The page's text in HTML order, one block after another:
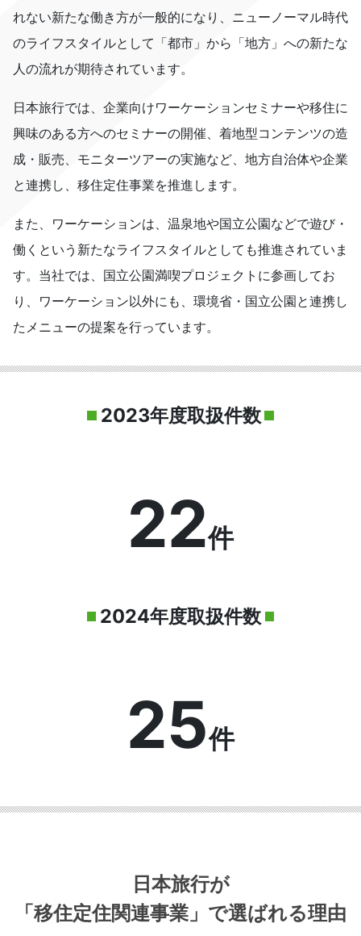
れない新たな働き方が一般的になり、ニューノーマル時代
のライフスタイルとして「都市」から「地⽅」への新たな
⼈の流れが期待されています。
日本旅行では、企業向けワーケーションセミナーや移住に
興味のある方へのセミナーの開催、着地型コンテンツの造
成・販売、モニターツアーの実施など、地⽅⾃治体や企業
と連携し、移住定住事業を推進します。
また、ワーケーションは、温泉地や国⽴公園などで遊び・
働くという新たなライフスタイルとしても推進されていま
す。当社では、国⽴公園満喫プロジェクトに参画してお
り、ワーケーション以外にも、環境省・国⽴公園と連携し
たメニューの提案を⾏っています。
2023年度取扱件数
22件
2024年度取扱件数
25件
日本旅行が
「移住定住関連事業」で選ばれる理由